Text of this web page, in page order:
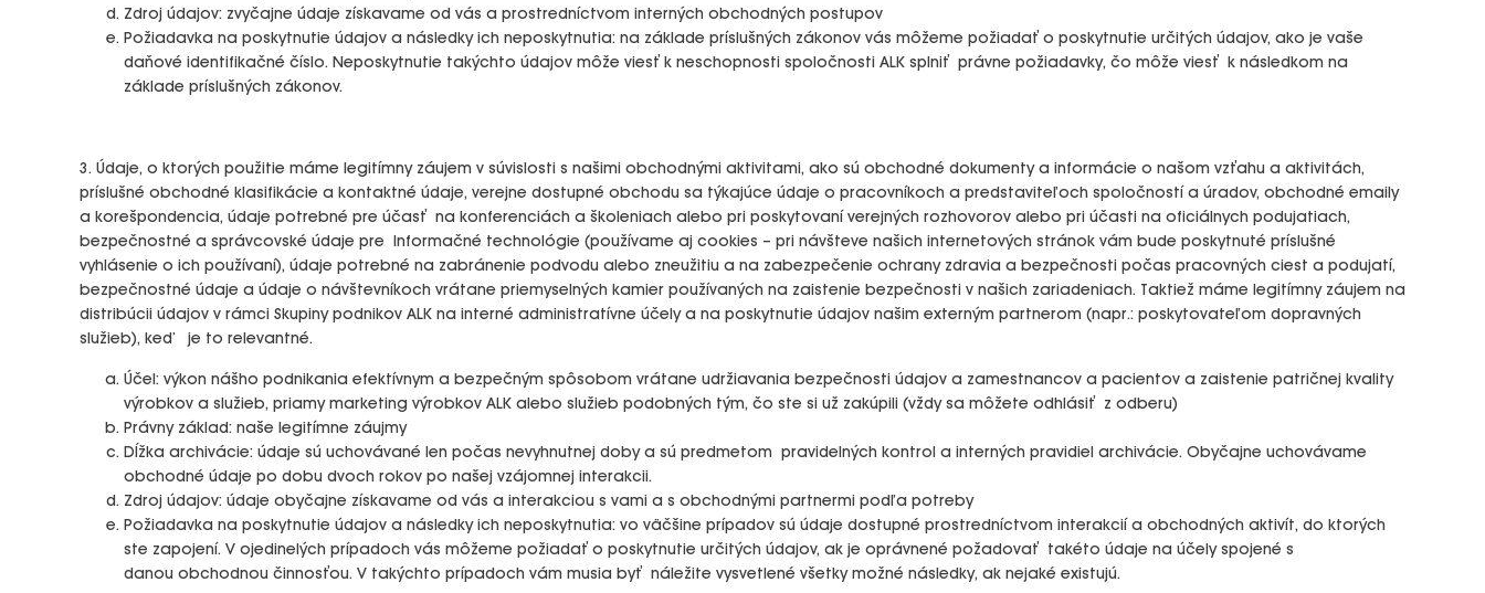
Zdroj údajov: zvyčajne údaje získavame od vás a prostredníctvom interných obchodných postupov
Požiadavka na poskytnutie údajov a následky ich neposkytnutia: na základe príslušných zákonov vás môžeme požiadať o poskytnutie určitých údajov, ako je vaše
daňové identifikačné číslo. Neposkytnutie takýchto údajov môže viesť k neschopnosti spoločnosti ALK splniť právne požiadavky, čo môže viesť k následkom na
základe príslušných zákonov.
3. Údaje, o ktorých použitie máme legitímny záujem v súvislosti s našimi obchodnými aktivitami, ako sú obchodné dokumenty a informácie o našom vzťahu a aktivitách,
príslušné obchodné klasifikácie a kontaktné údaje, verejne dostupné obchodu sa týkajúce údaje o pracovníkoch a predstaviteľoch spoločností a úradov, obchodné emaily
a korešpondencia, údaje potrebné pre účasť na konferenciách a školeniach alebo pri poskytovaní verejných rozhovorov alebo pri účasti na oficiálnych podujatiach,
bezpečnostné a správcovské údaje pre Informačné technológie (používame aj cookies – pri návšteve našich internetových stránok vám bude poskytnuté príslušné
vyhlásenie o ich používaní), údaje potrebné na zabránenie podvodu alebo zneužitiu a na zabezpečenie ochrany zdravia a bezpečnosti počas pracovných ciest a podujatí,
bezpečnostné údaje a údaje o návštevníkoch vrátane priemyselných kamier používaných na zaistenie bezpečnosti v našich zariadeniach. Taktiež máme legitímny záujem na
distribúcii údajov v rámci Skupiny podnikov ALK na interné administratívne účely a na poskytnutie údajov našim externým partnerom (napr.: poskytovateľom dopravných
služieb), keď je to relevantné.
Účel: výkon nášho podnikania efektívnym a bezpečným spôsobom vrátane udržiavania bezpečnosti údajov a zamestnancov a pacientov a zaistenie patričnej kvality
výrobkov a služieb, priamy marketing výrobkov ALK alebo služieb podobných tým, čo ste si už zakúpili (vždy sa môžete odhlásiť z odberu)
Právny základ: naše legitímne záujmy
Dĺžka archivácie: údaje sú uchovávané len počas nevyhnutnej doby a sú predmetom pravidelných kontrol a interných pravidiel archivácie. Obyčajne uchovávame
obchodné údaje po dobu dvoch rokov po našej vzájomnej interakcii.
Zdroj údajov: údaje obyčajne získavame od vás a interakciou s vami a s obchodnými partnermi podľa potreby
Požiadavka na poskytnutie údajov a následky ich neposkytnutia: vo väčšine prípadov sú údaje dostupné prostredníctvom interakcií a obchodných aktivít, do ktorých
ste zapojení. V ojedinelých prípadoch vás môžeme požiadať o poskytnutie určitých údajov, ak je oprávnené požadovať takéto údaje na účely spojené s
danou obchodnou činnosťou. V takýchto prípadoch vám musia byť náležite vysvetlené všetky možné následky, ak nejaké existujú.